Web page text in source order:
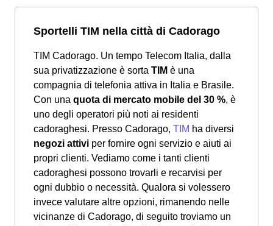
Sportelli TIM nella città di Cadorago
TIM Cadorago. Un tempo Telecom Italia, dalla
sua privatizzazione è sorta TIM è una
compagnia di telefonia attiva in Italia e Brasile.
Con una quota di mercato mobile del 30 %, è
uno degli operatori più noti ai residenti
cadoraghesi. Presso Cadorago, TIM ha diversi
negozi attivi per fornire ogni servizio e aiuti ai
propri clienti. Vediamo come i tanti clienti
cadoraghesi possono trovarli e recarvisi per
ogni dubbio o necessità. Qualora si volessero
invece valutare altre opzioni, rimanendo nelle
vicinanze di Cadorago, di seguito troviamo un